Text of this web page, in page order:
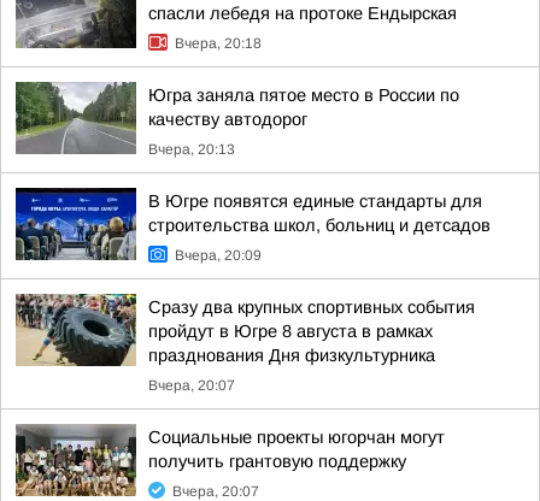
спасли лебедя на протоке Ендырская
Вчера, 20:18
Югра заняла пятое место в России по
качеству автодорог
Вчера, 20:13
В Югре появятся единые стандарты для
строительства школ, больниц и детсадов
Вчера, 20:09
Сразу два крупных спортивных события
пройдут в Югре 8 августа в рамках
празднования Дня физкультурника
Вчера, 20:07
Социальные проекты югорчан могут
получить грантовую поддержку
Вчера, 20:07